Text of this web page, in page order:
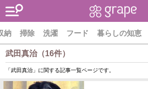
納 掃除 洗濯 フード 暮らしの知恵
武田真治（16件）
「武田真治」に関する記事一覧ページです。